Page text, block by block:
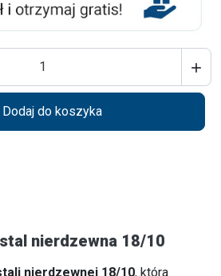

Dodaj do koszyka
nierdzewna 18/10
nierdzewnej 18/10, która